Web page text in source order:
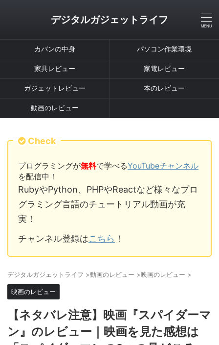
デジタルガジェットライフ
カバンの中身 パソコン作業環境
家具レビュー 家電レビュー
ガジェットレビュー 本のレビュー
動画のレビュー
Check
プログラミングが無料で学べるYouTubeチャンネル
を配信中！
RubyやPython、PHPやReactなど様々なプロ
グラミング言語のチュートリアル動画が充
実！
チャンネル登録はこちら ！
デジタルガジェットライフ >動画のレビュー >映画のレビュー >
映画のレビュー
【ネタバレ注意】映画『スパイダーマ
ン』のレビュー｜映画を見た感想は